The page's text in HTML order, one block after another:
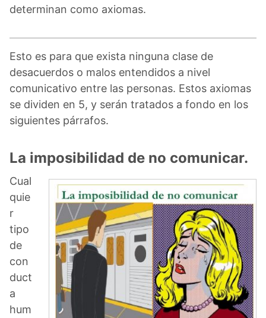
determinan como axiomas.
Esto es para que exista ninguna clase de
desacuerdos o malos entendidos a nivel
comunicativo entre las personas. Estos axiomas
se dividen en 5, y serán tratados a fondo en los
siguientes párrafos.
La imposibilidad de no comunicar.
Cual
quie
r
tipo
de
con
duct
a
hum